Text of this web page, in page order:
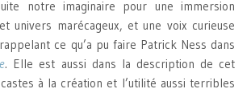
notre imaginaire pour une immersion
univers marécageux, et une voix curieuse
ce qu’a pu faire Patrick Ness dans
. Elle est aussi dans la description de cet
à la création et l’utilité aussi terribles